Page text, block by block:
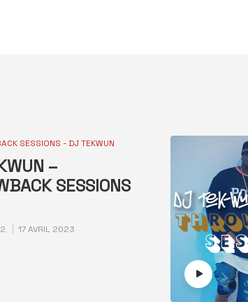
SESSIONS - DJ TEKWUN
–
SESSIONS
17 AVRIL 2023